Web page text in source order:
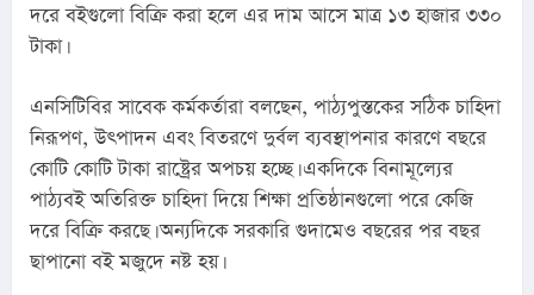
দরে বইগুলো বিক্রি করা হলে এর দাম আসে মাত্র ১৩ হাজার ৩৩০
টাকা।
এনসিটিবির সাবেক কর্মকর্তারা বলছেন, পাঠ্যপুস্তকের সঠিক চাহিদা
নিরূপণ, উৎপাদন এবং বিতরণে দুর্বল ব্যবস্থাপনার কারণে বছরে
কোটি কোটি টাকা রাষ্ট্রের অপচয় হচ্ছে। একদিকে বিনামূল্যের
পাঠ্যবই অতিরিক্ত চাহিদা দিয়ে শিক্ষা প্রতিষ্ঠানগুলো পরে কেজি
দরে বিক্রি করছে। অন্যদিকে সরকারি গুদামেও বছরের পর বছর
ছাপানো বই মজুদে নষ্ট হয়।